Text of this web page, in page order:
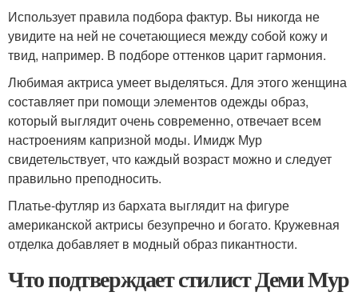
Использует правила подбора фактур. Вы никогда не
увидите на ней не сочетающиеся между собой кожу и
твид, например. В подборе оттенков царит гармония.
Любимая актриса умеет выделяться. Для этого женщина
составляет при помощи элементов одежды образ,
который выглядит очень современно, отвечает всем
настроениям капризной моды. Имидж Мур
свидетельствует, что каждый возраст можно и следует
правильно преподносить.
Платье-футляр из бархата выглядит на фигуре
американской актрисы безупречно и богато. Кружевная
отделка добавляет в модный образ пикантности.
Что подтверждает стилист Деми Мур